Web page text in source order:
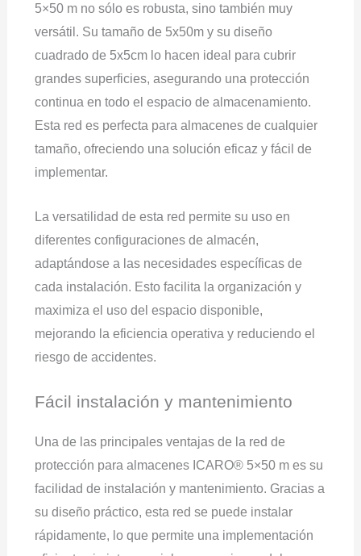
5×50 m no sólo es robusta, sino también muy
versátil. Su tamaño de 5x50m y su diseño
cuadrado de 5x5cm lo hacen ideal para cubrir
grandes superficies, asegurando una protección
continua en todo el espacio de almacenamiento.
Esta red es perfecta para almacenes de cualquier
tamaño, ofreciendo una solución eficaz y fácil de
implementar.
La versatilidad de esta red permite su uso en
diferentes configuraciones de almacén,
adaptándose a las necesidades específicas de
cada instalación. Esto facilita la organización y
maximiza el uso del espacio disponible,
mejorando la eficiencia operativa y reduciendo el
riesgo de accidentes.
Fácil instalación y mantenimiento
Una de las principales ventajas de la red de
protección para almacenes ICARO® 5×50 m es su
facilidad de instalación y mantenimiento. Gracias a
su diseño práctico, esta red se puede instalar
rápidamente, lo que permite una implementación